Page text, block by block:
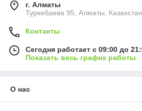
г. Алматы
Туркебаева 95, Алматы, Казахстан
Контакты
Сегодня работает с 09:00 до
Показать весь график работы
О нас